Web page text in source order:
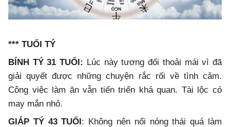
*** TUỔI TÝ
BÍNH TÝ 31 TUỔI: Lúc này tương đối thoải mái vì đã
giải quyết được những chuyện rắc rối về tình cảm.
Công việc làm ăn vẫn tiến triển khá quan. Tài lộc có
may mắn nhỏ.
GIÁP TÝ 43 TUỔI: Không nên nổi nóng thái quá làm